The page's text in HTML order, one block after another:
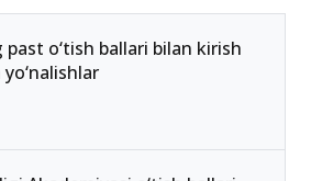
o‘tish ballari bilan kirish